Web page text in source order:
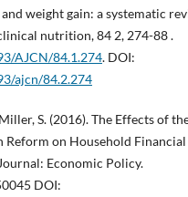
weight gain: a systematic
nutrition, 84 2, 274-88 .
AJCN/84.1.274. DOI:
ajcn/84.2.274
S. (2016). The Effects of
Reform on Household
Economic Policy.
DOI: